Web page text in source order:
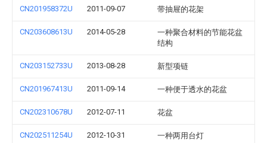
CN201958372U 2011-09-07 带抽屉的花架
CN203608613U 2014-05-28
一种聚合材料的节能花盆
结构
CN203152733U 2013-08-28 新型项链
CN201967413U 2011-09-14 一种便于透水的花盆
CN202310678U 2012-07-11 花盆
CN202511254U 2012-10-31 一种两用台灯